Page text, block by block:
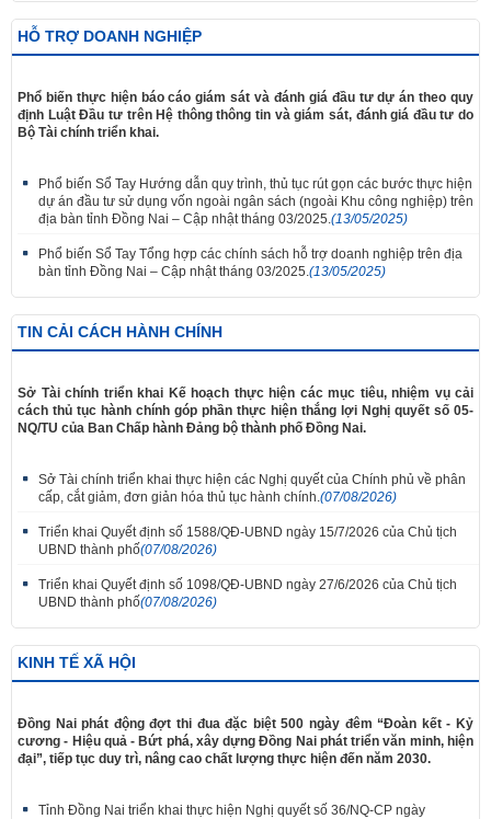
HỖ TRỢ DOANH NGHIỆP
Phổ biến thực hiện báo cáo giám sát và đánh giá đầu tư dự án theo quy
định Luật Đầu tư trên Hệ thông thông tin và giám sát, đánh giá đầu tư do
Bộ Tài chính triển khai.
Phổ biến Sổ Tay Hướng dẫn quy trình, thủ tục rút gọn các bước thực hiện
dự án đầu tư sử dụng vốn ngoài ngân sách (ngoài Khu công nghiệp) trên
địa bàn tỉnh Đồng Nai – Cập nhật tháng 03/2025. (13/05/2025)
Phổ biến Sổ Tay Tổng hợp các chính sách hỗ trợ doanh nghiệp trên địa
bàn tỉnh Đồng Nai – Cập nhật tháng 03/2025. (13/05/2025)
TIN CẢI CÁCH HÀNH CHÍNH
Sở Tài chính triển khai Kế hoạch thực hiện các mục tiêu, nhiệm vụ cải
cách thủ tục hành chính góp phần thực hiện thắng lợi Nghị quyết số 05-
NQ/TU của Ban Chấp hành Đảng bộ thành phố Đồng Nai.
Sở Tài chính triển khai thực hiện các Nghị quyết của Chính phủ về phân
cấp, cắt giảm, đơn giản hóa thủ tục hành chính. (07/08/2026)
Triển khai Quyết định số 1588/QĐ-UBND ngày 15/7/2026 của Chủ tịch
UBND thành phố(07/08/2026)
Triển khai Quyết định số 1098/QĐ-UBND ngày 27/6/2026 của Chủ tịch
UBND thành phố(07/08/2026)
KINH TẾ XÃ HỘI
Đồng Nai phát động đợt thi đua đặc biệt 500 ngày đêm “Đoàn kết - Kỷ
cương - Hiệu quả - Bứt phá, xây dựng Đồng Nai phát triển văn minh, hiện
đại”, tiếp tục duy trì, nâng cao chất lượng thực hiện đến năm 2030.
Tỉnh Đồng Nai triển khai thực hiện Nghị quyết số 36/NQ-CP ngày